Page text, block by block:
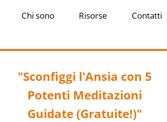
Chi sono Risorse Contatti
"Sconfiggi l'Ansia con 5
Potenti Meditazioni
Guidate (Gratuite!)"